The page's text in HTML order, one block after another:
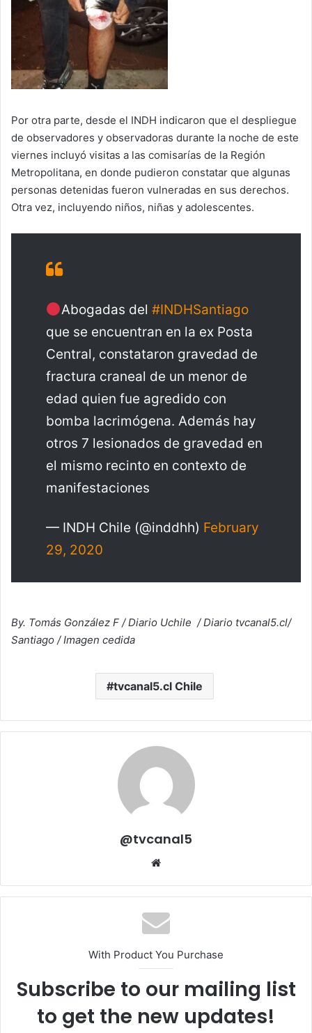
Por otra parte, desde el INDH indicaron que el despliegue
de observadores y observadoras durante la noche de este
viernes incluyó visitas a las comisarías de la Región
Metropolitana, en donde pudieron constatar que algunas
personas detenidas fueron vulneradas en sus derechos.
Otra vez, incluyendo niños, niñas y adolescentes.
Abogadas del #INDHSantiago
que se encuentran en la ex Posta
Central, constataron gravedad de
fractura craneal de un menor de
edad quien fue agredido con
bomba lacrimógena. Además hay
otros 7 lesionados de gravedad en
el mismo recinto en contexto de
manifestaciones
— INDH Chile (@inddhh) February
29, 2020
By. Tomás González F / Diario Uchile / Diario tvcanal5.cl/
Santiago / Imagen cedida
tvcanal5.cl Chile
@tvcanal5
With Product You Purchase
Subscribe to our mailing list
to get the new updates!